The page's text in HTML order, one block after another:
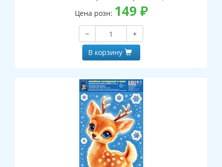
Цена розн: 149 ₽
−
+
В корзину